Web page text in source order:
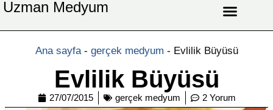
Uzman Medyum
Ana sayfa- gerçek medyum - Evlilik Büyüsü
Evlilik Büyüsü
27/07/2015 gerçek medyum 2 Yorum